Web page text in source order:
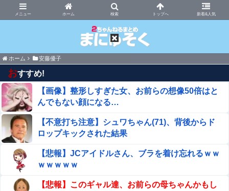
ホーム 新着&人気
まにゅそく 2chまとめニュース速報VIP
ホーム 安藤優子
おすすめ!
【画像】整形しすぎた女、お前らの想像50倍はと
んでもない顔になる…
【不意打ち注意】シュワちゃん(71)、背後からド
ロップキックされた結果
【悲報】JCアイドルさん、ブラを着け忘れるｗｗ
ｗｗｗｗｗ
【悲報】このギャル達、お前らの母ちゃんかもし